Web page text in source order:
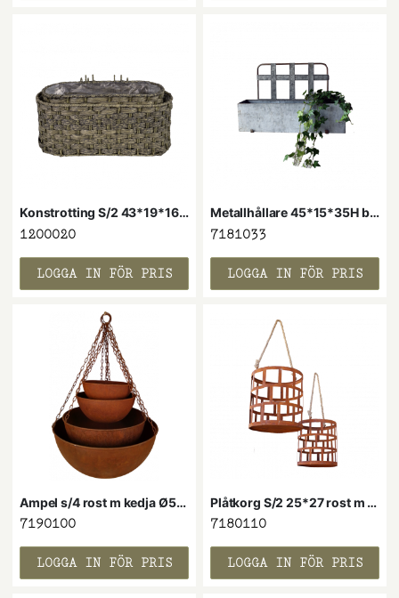
Konstrotting S/2 43*19*16H b/grå
1200020
LOGGA IN FÖR PRIS
Metallhållare 45*15*35H bara hållare
7181033
LOGGA IN FÖR PRIS
Ampel s/4 rost m kedja Ø50/40/30/25 cm
7190100
LOGGA IN FÖR PRIS
Plåtkorg S/2 25*27 rost m rep
7180110
LOGGA IN FÖR PRIS